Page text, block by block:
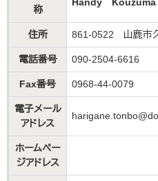
称
住所 861-0522 山鹿市
電話番号 090-2504-6616
Fax番号 0968-44-0079
電子メール
アドレス
ホームペー
ジアドレス